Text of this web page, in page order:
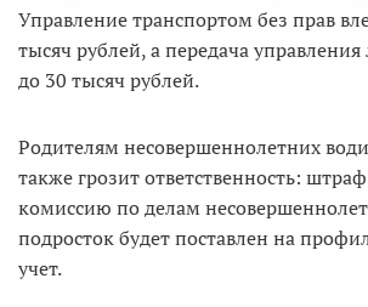
Управление транспортом без прав
тысяч рублей, а передача
до 30 тысяч рублей.
Родителям несовершеннолетних
также грозит ответственность:
комиссию по делам
подросток будет поставлен на
учет.